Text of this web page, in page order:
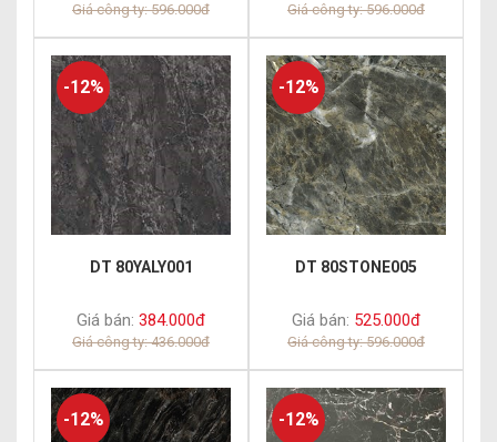
Giá công ty: 596.000đ Giá công ty: 596.000đ
-12%
DT 80YALY001
Giá bán: 384.000đ
Giá công ty: 436.000đ
-12%
DT 80STONE005
Giá bán: 525.000đ
Giá công ty: 596.000đ
-12% -12%